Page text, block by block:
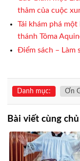
thảm của cuộc
Tái khám phá
thánh Tôma
Điểm sách – Làm
Danh mục: Ơn
Bài viết cùng